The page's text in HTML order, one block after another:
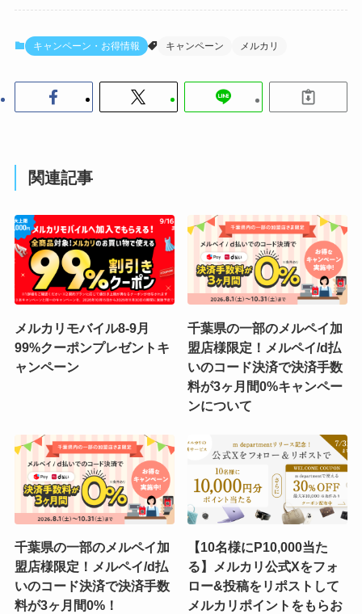
キャンペーン・お得情報 キャンペーン メルカリ
関連記事
メルカリモバイル8-9月
99%クーポンプレゼントキ
ャンペーン
千葉県の一部のメルペイ加
盟店様限定！メルペイ/d払
いのコード決済で決済手数
料が3ヶ月間0%キャンペー
ンについて
千葉県の一部のメルペイ加
盟店様限定！メルペイ/d払
いのコード決済で決済手数
料が3ヶ月間0%！
【10名様にP10,000当た
る】メルカリ公式Xをフォ
ロー&投稿をリポストして
メルカリポイントをもらお